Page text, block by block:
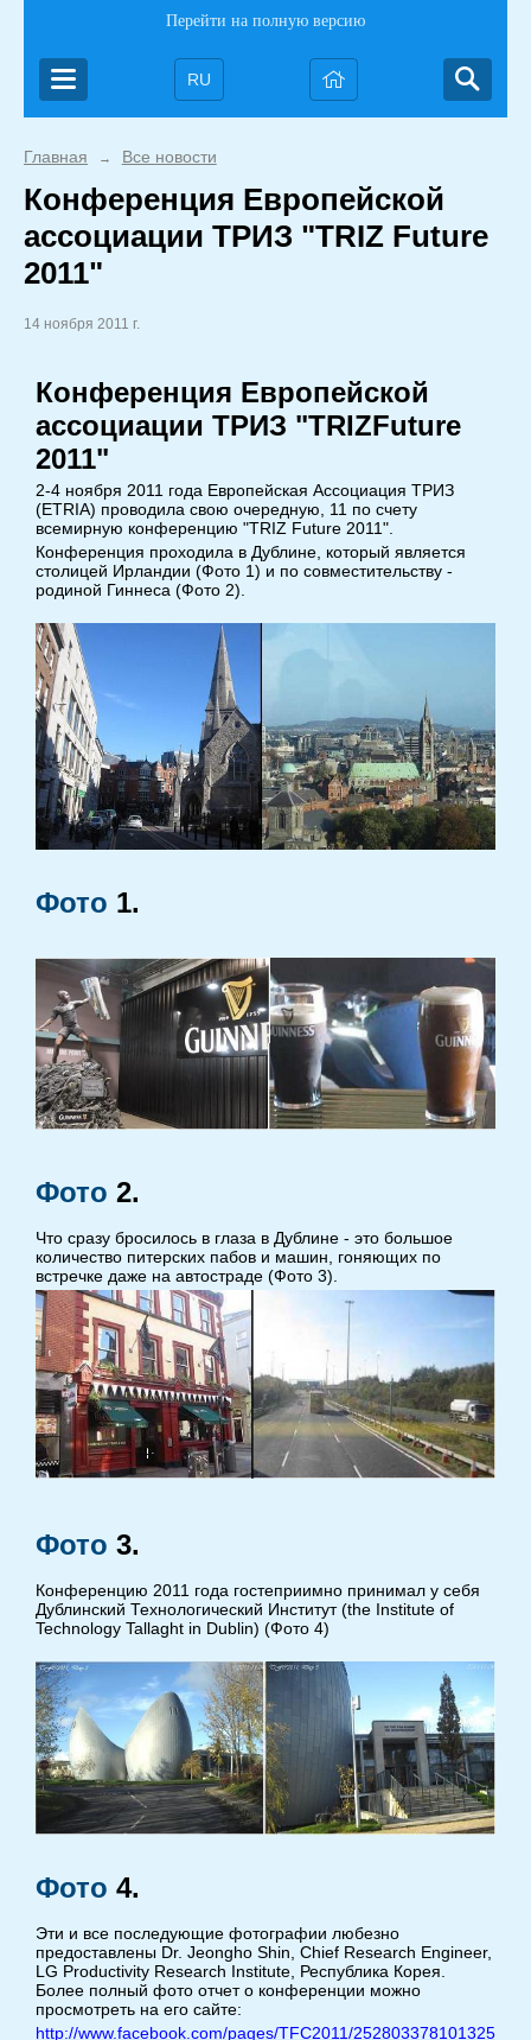
Перейти на полную версию
RU
Главная → Все новости
Конференция Европейской
ассоциации ТРИЗ "TRIZ Future
2011"
14 ноября 2011 г.
Конференция Европейской
ассоциации ТРИЗ "TRIZFuture
2011"
2-4 ноября 2011 года Европейская Aссоциация ТРИЗ
(ETRIA) проводила свою очередную, 11 по счету
всемирную конференцию "TRIZ Future 2011".
Конференция проходила в Дублине, который является
столицей Ирландии (Фото 1) и по совместительству -
родиной Гиннеса (Фото 2).
Фото 1.
Фото 2.
Что сразу бросилось в глаза в Дублине - это большое
количество питерских пабов и машин, гоняющих по
встречке даже на автостраде (Фото 3).
Фото 3.
Конференцию 2011 года гостеприимно принимал у себя
Дублинский Технологический Институт (the Institute of
Technology Tallaght in Dublin) (Фото 4)
Фото 4.
Эти и все последующие фотографии любезно
предоставлены Dr. Jeongho Shin, Chief Research Engineer,
LG Productivity Research Institute, Республика Корея.
Более полный фото отчет о конференции можно
просмотреть на его сайте:
http://www.facebook.com/pages/TFC2011/252803378101325?